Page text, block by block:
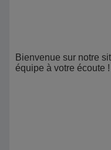
Bienvenue sur notre
équipe à votre écoute !